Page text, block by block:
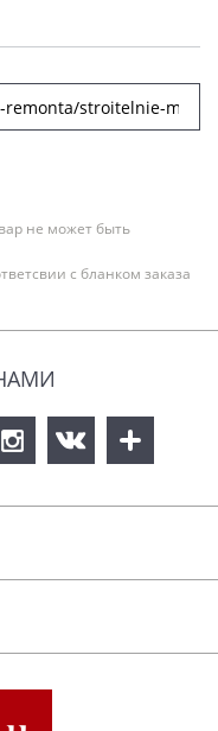
не может быть
с бланком заказа